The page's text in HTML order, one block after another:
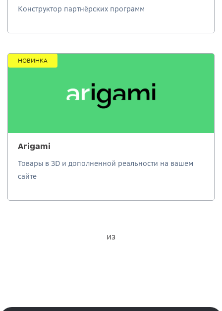
Конструктор партнёрских программ
НОВИНКА
Arigami
Товары в 3D и дополненной реальности на вашем
сайте
из